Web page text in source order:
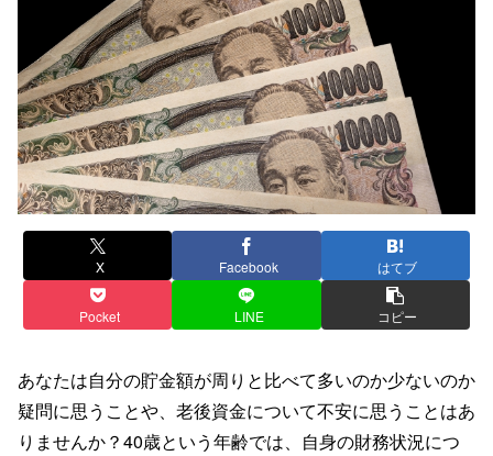
X Facebook はてブ
Pocket LINE コピー
あなたは自分の貯金額が周りと比べて多いのか少ないのか
疑問に思うことや、老後資金について不安に思うことはあ
りませんか？40歳という年齢では、自身の財務状況につ